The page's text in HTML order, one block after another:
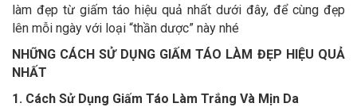
làm đẹp từ giấm táo hiệu quả nhất dưới đây, để cùng đẹp
lên mỗi ngày với loại “thần dược” này nhé
NHỮNG CÁCH SỬ DỤNG GIẤM TÁO LÀM ĐẸP HIỆU QUẢ
NHẤT
1. Cách Sử Dụng Giấm Táo Làm Trắng Và Mịn Da